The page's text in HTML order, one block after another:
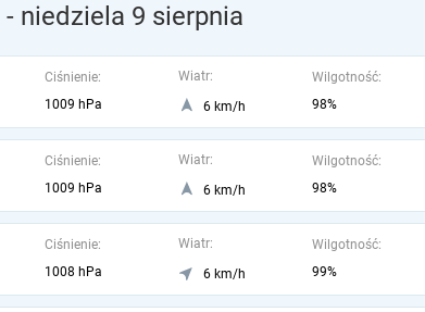
- niedziela 9 sierpnia
Ciśnienie:
1009 hPa
Wiatr:
6 km/h
Wilgotność:
98%
Ciśnienie:
1009 hPa
Wiatr:
6 km/h
Wilgotność:
98%
Ciśnienie:
1008 hPa
Wiatr:
6 km/h
Wilgotność:
99%